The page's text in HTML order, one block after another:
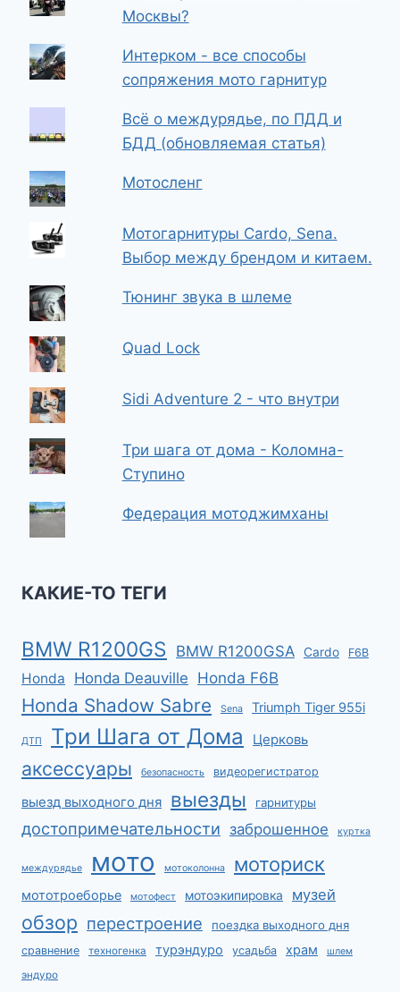
Москвы?
Интерком - все способы
сопряжения мото гарнитур
Всё о междурядье, по ПДД и
БДД (обновляемая статья)
Мотосленг
Мотогарнитуры Cardo, Sena.
Выбор между брендом и китаем.
Тюнинг звука в шлеме
Quad Lock
Sidi Adventure 2 - что внутри
Три шага от дома - Коломна-
Ступино
Федерация мотоджимханы
КАКИЕ-ТО ТЕГИ
BMW R1200GS BMW R1200GSA Cardo F6B
Honda Honda Deauville Honda F6B
Honda Shadow Sabre Sena Triumph Tiger 955i
ДТП Три Шага от Дома Церковь
аксессуары безопасность видеорегистратор
выезд выходного дня выезды гарнитуры
достопримечательности заброшенное куртка
междурядье мото мотоколонна моториск
мототроеборье мотофест мотоэкипировка музей
обзор перестроение поездка выходного дня
сравнение техногенка турэндуро усадьба храм шлем
эндуро